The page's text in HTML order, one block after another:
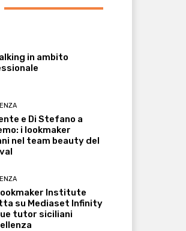
in ambito
e Di Stefano a
i lookmaker
nel team beauty del
Institute
su Mediaset Infinity
tutor siciliani